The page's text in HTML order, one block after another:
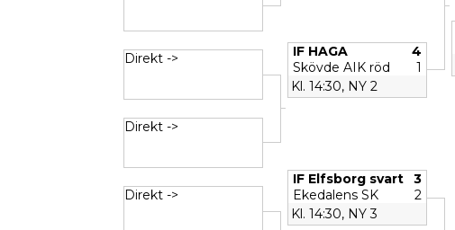
Direkt ->
Direkt ->
Direkt ->
IF HAGA
4
Skövde AIK röd
1
Kl. 14:30, NY 2
IF Elfsborg svart
3
Ekedalens SK
2
Kl. 14:30, NY 3